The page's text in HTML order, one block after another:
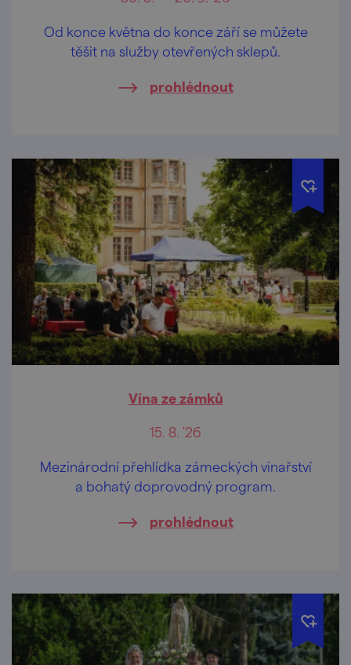
Od konce května do konce září se můžete
těšit na služby otevřených sklepů.
prohlédnout
Vína ze zámků
15. 8. '26
Mezinárodní přehlídka zámeckých vinařství
a bohatý doprovodný program.
prohlédnout